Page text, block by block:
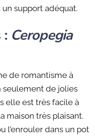
support adéquat.
: Ceropegia
de romantisme à
seulement de jolies
elle est très facile à
maison très plaisant.
l’enrouler dans un pot